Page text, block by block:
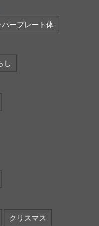
パープレート体
し
クリスマス